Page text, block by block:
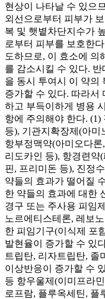
현상이 나타날 수 있으
외선으로부터 피부가
복 및 햇볕차단지수가
로부터 피부를 보호한
도하므로, 이 효소에 의
를 감소시킬 수 있다.
을 동시 투여시 이 약의
증가할 수 있다. 따라서
하고 부득이하게 병용
항에 주의해야 한다.
등), 기관지확장제(아미
항부정맥약(아미오다
리도카인 등), 항경련약
핀, 프리미돈 등), 진정
약들의 효과가 떨어질
한 약들의 효과에 대한
경구 또는 주사용 피임
노르에티스테론, 레보
한 피임기구(이식제 포
발현율이 증가할 수 있
트립탄, 리자트립탄, 졸
이상반응이 증가할 수
등 항우울제(이미프라
로프람, 플루옥세틴, 플